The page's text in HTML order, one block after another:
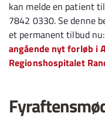
kan melde en patient
7842 0330. Se denne
et permanent tilbud nu:
angående nyt forløb i
Regionshospitalet